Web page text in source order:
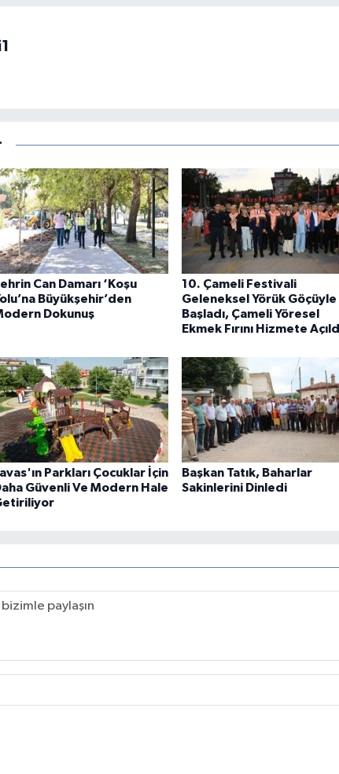
Can Damarı ‘Koşu
Büyükşehir’den
Dokunuş
10. Çameli Festivali
Geleneksel Yörük Göçüyle
Başladı, Çameli Yöresel
Ekmek Fırını Hizmete
Parkları Çocuklar İçin
Güvenli Ve Modern Hale
Başkan Tatık, Baharlar
Sakinlerini Dinledi